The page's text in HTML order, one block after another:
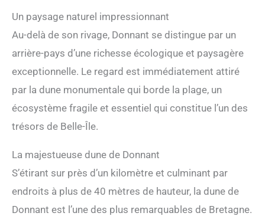
Un paysage naturel impressionnant
Au-delà de son rivage, Donnant se distingue par un
arrière-pays d’une richesse écologique et paysagère
exceptionnelle. Le regard est immédiatement attiré
par la dune monumentale qui borde la plage, un
écosystème fragile et essentiel qui constitue l’un des
trésors de Belle-Île.
La majestueuse dune de Donnant
S’étirant sur près d’un kilomètre et culminant par
endroits à plus de 40 mètres de hauteur, la dune de
Donnant est l’une des plus remarquables de Bretagne.